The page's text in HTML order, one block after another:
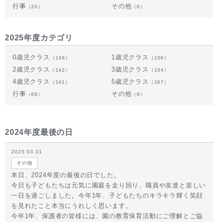
2024年度最後の日
2025.03.31
その他
本日、2024年度の最後の日でした。
今日も子どもたちは元気に園庭を走り回り、職員や友達と楽しい
一日を過ごしました。今年1年、子どもたちのキラキラ輝く笑顔
を見れたこと本当にうれしく思います。
今年1年、保護者の皆様には、園の教育保育活動にご理解とご協
行事 （20） その他 （0）
2025年度カテゴリ
0歳児クラス （139） 1歳児クラス （136）
2歳児クラス （142） 3歳児クラス （134）
4歳児クラス （141） 5歳児クラス （167）
行事 （68） その他 （9）